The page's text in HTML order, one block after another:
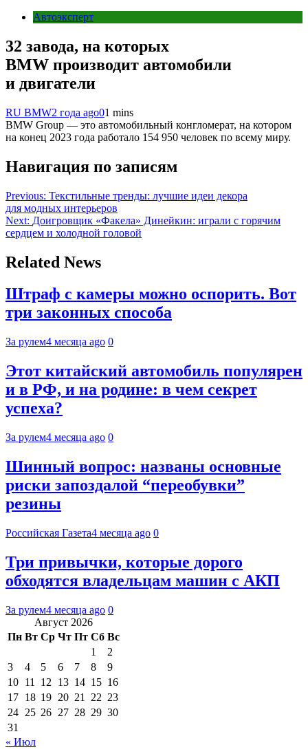
Автоэксперт
32 завода, на которых
BMW производит автомобили
и двигатели
RU BMW2 года ago01 mins
BMW Group — это автомобильный конгломерат, на котором
на конец 2023 года работало 154 950 человек по всему миру.
Навигация по записям
Previous: Текстильные тренды: лучшие идеи декора
для модных интерьеров
Next: Доигровщик «Факела» Динейкин: играли с горячим
сердцем и холодной головой
Related News
Штраф с камеры можно оспорить. Вот
три законных способа
За рулем4 месяца ago 0
Этот китайский автомобиль популярен
и в РФ, и на родине: в чем секрет
успеха?
За рулем4 месяца ago 0
Шинный вопрос: названы основные
риски запоздалой “переобувки”
резины
Российская Газета4 месяца ago 0
Три привычки, которые дорого
обходятся владельцам машин с АКП
За рулем4 месяца ago 0
Август 2026
Пн Вт Ср Чт Пт Сб Вс
1
2
3
4 5 6 7 8
9
10 11 12 13 14 15 16
17 18 19 20 21 22 23
24 25 26 27 28 29 30
31
« Июл